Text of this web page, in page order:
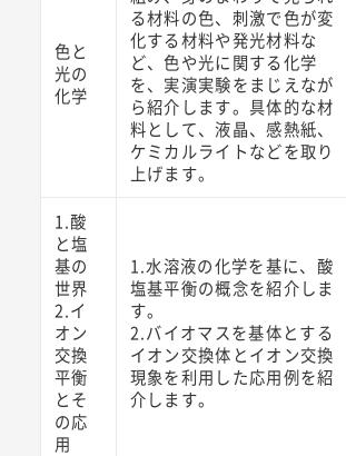
色と
光の
化学
る材料の色、刺激で色が変
化する材料や発光材料な
ど、色や光に関する化学
を、実演実験をまじえなが
ら紹介します。具体的な材
料として、液晶、感熱紙、
ケミカルライトなどを取り
上げます。
1.酸
と塩
基の
世界
2.イ
オン
交換
平衡
とそ
の応
用
1.水溶液の化学を基に、酸
塩基平衡の概念を紹介しま
す。
2.バイオマスを基体とする
イオン交換体とイオン交換
現象を利用した応用例を紹
介します。